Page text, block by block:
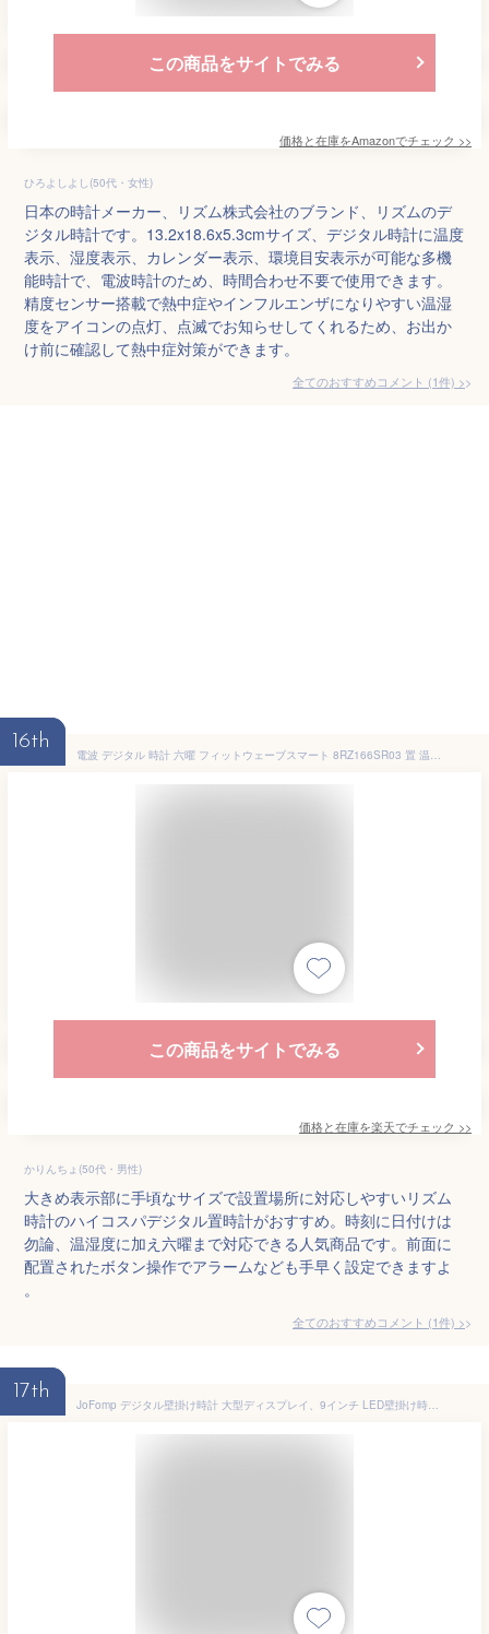
この商品をサイトでみる
価格と在庫をAmazonでチェック >>
ひろよしよし(50代・女性)
日本の時計メーカー、リズム株式会社のブランド、リズムのデ
ジタル時計です。13.2x18.6x5.3cmサイズ、デジタル時計に温度
表示、湿度表示、カレンダー表示、環境目安表示が可能な多機
能時計で、電波時計のため、時間合わせ不要で使用できます。
精度センサー搭載で熱中症やインフルエンザになりやすい温湿
度をアイコンの点灯、点滅でお知らせしてくれるため、お出か
け前に確認して熱中症対策ができます。
全てのおすすめコメント (1件) >
16th
電波 デジタル 時計 六曜 フィットウェーブスマート 8RZ166SR03 置 温度 湿度 カレンダー スヌーズ 六曜 ライト 電子音 アラーム リズム RHYTHM 【お取り寄せ】 【ギフトラッピング対応】
この商品をサイトでみる
価格と在庫を楽天でチェック >>
かりんちょ(50代・男性)
大きめ表示部に手頃なサイズで設置場所に対応しやすいリズム
時計のハイコスパデジタル置時計がおすすめ。時刻に日付けは
勿論、温湿度に加え六曜まで対応できる人気商品です。前面に
配置されたボタン操作でアラームなども手早く設定できますよ
。
全てのおすすめコメント (1件) >
17th
JoFomp デジタル壁掛け時計 大型ディスプレイ、9インチ LED壁掛け時計 リビングルームの装飾用 温度/DST/自動調光/湿度/スヌーズ付きデジタル時計 - 12/24H、高齢者向けサイレントデジタル時計